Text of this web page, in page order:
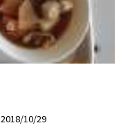
2018/10/29